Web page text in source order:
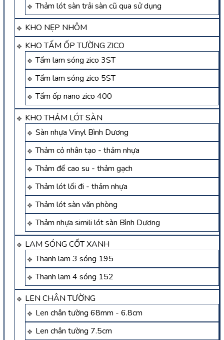
Thảm lót sàn trải sàn cũ qua sử dụng
KHO NẸP NHÔM
KHO TẤM ỐP TƯỜNG ZICO
Tấm lam sóng zico 3ST
Tấm lam sóng zico 5ST
Tấm ốp nano zico 400
KHO THẢM LÓT SÀN
Sàn nhựa Vinyl Bình Dương
Thảm cỏ nhân tạo - thảm nhựa
Thảm đế cao su - thảm gạch
Thảm lót lối đi - thảm nhựa
Thảm lót sàn văn phòng
Thảm nhựa simili lót sàn Bình Dương
LAM SÓNG CỐT XANH
Thanh lam 3 sóng 195
Thanh lam 4 sóng 152
LEN CHÂN TƯỜNG
Len chân tường 68mm - 6.8cm
Len chân tường 7.5cm